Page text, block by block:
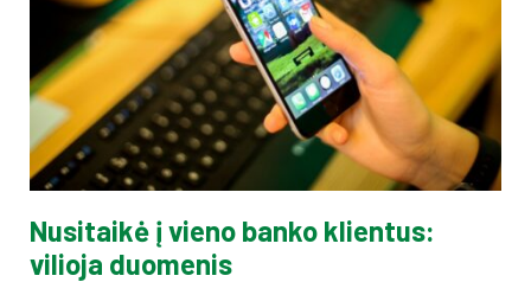
Nusitaikė į vieno banko klientus:
vilioja duomenis